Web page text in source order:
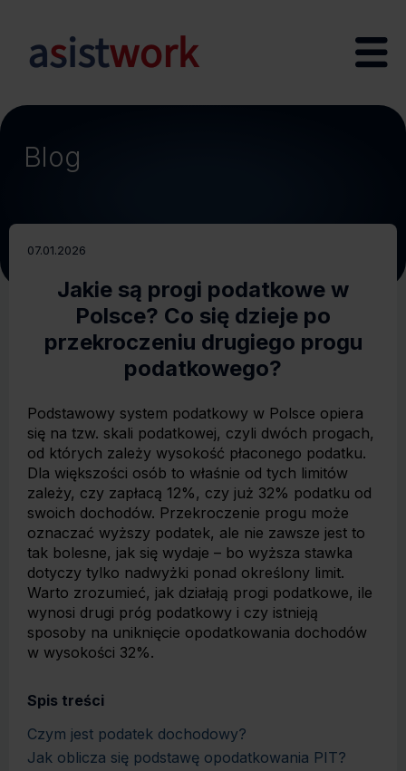
Blog
07.01.2026
Jakie są progi podatkowe w
Polsce? Co się dzieje po
przekroczeniu drugiego progu
podatkowego?
Podstawowy system podatkowy w Polsce opiera
się na tzw. skali podatkowej, czyli dwóch progach,
od których zależy wysokość płaconego podatku.
Dla większości osób to właśnie od tych limitów
zależy, czy zapłacą 12%, czy już 32% podatku od
swoich dochodów. Przekroczenie progu może
oznaczać wyższy podatek, ale nie zawsze jest to
tak bolesne, jak się wydaje – bo wyższa stawka
dotyczy tylko nadwyżki ponad określony limit.
Warto zrozumieć, jak działają progi podatkowe, ile
wynosi drugi próg podatkowy i czy istnieją
sposoby na uniknięcie opodatkowania dochodów
w wysokości 32%.
Spis treści
Czym jest podatek dochodowy?
Jak oblicza się podstawę opodatkowania PIT?